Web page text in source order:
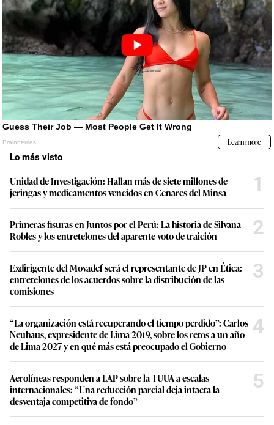
Lo más visto
Unidad de Investigación: Hallan más de siete millones de
jeringas y medicamentos vencidos en Cenares del Minsa
1
Primeras fisuras en Juntos por el Perú: La historia de Silvana
Robles y los entretelones del aparente voto de traición
2
Exdirigente del Movadef será el representante de JP en Ética:
entretelones de los acuerdos sobre la distribución de las
comisiones
3
“La organización está recuperando el tiempo perdido”: Carlos
Neuhaus, expresidente de Lima 2019, sobre los retos a un año
de Lima 2027 y en qué más está preocupado el Gobierno
4
Aerolíneas responden a LAP sobre la TUUA a escalas
internacionales: “Una reducción parcial deja intacta la
desventaja competitiva de fondo”
5